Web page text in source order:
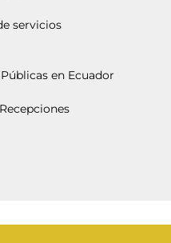
servicios
en Ecuador